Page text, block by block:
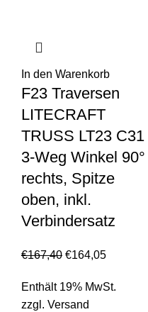
In den Warenkorb
F23 Traversen
LITECRAFT
TRUSS LT23 C31
3-Weg Winkel 90°
rechts, Spitze
oben, inkl.
Verbindersatz
€167,40 €164,05
Enthält 19% MwSt.
zzgl. Versand